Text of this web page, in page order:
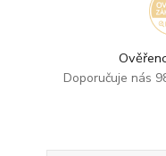
Doporučuje nás